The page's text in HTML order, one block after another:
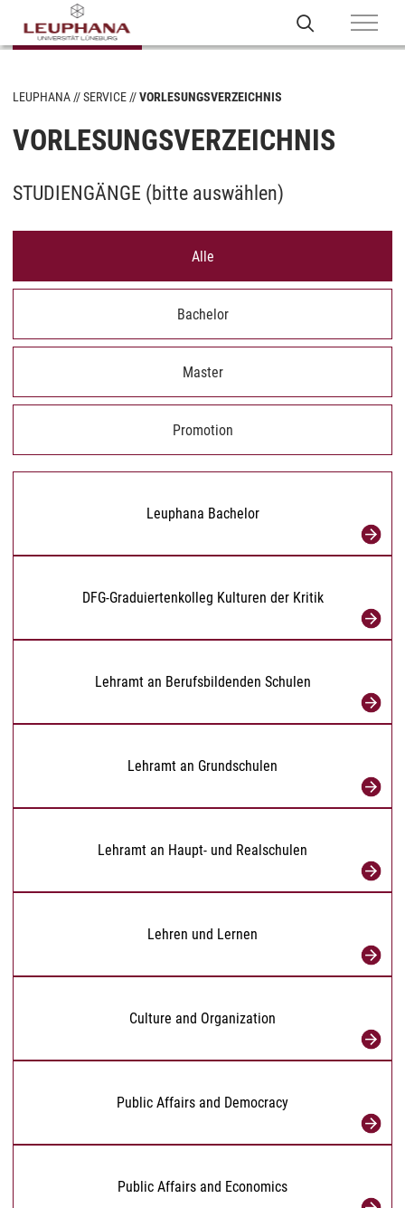
LEUPHANA SERVICE VORLESUNGSVERZEICHNIS
VORLESUNGSVERZEICHNIS
STUDIENGÄNGE (bitte auswählen)
Alle
Bachelor
Master
Promotion
Leuphana Bachelor
DFG-Graduiertenkolleg Kulturen der Kritik
Lehramt an Berufsbildenden Schulen
Lehramt an Grundschulen
Lehramt an Haupt- und Realschulen
Lehren und Lernen
Culture and Organization
Public Affairs and Democracy
Public Affairs and Economics